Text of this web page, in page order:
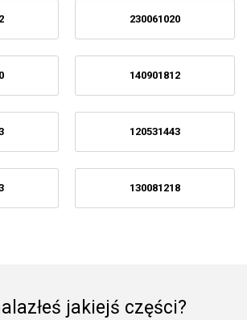
230061020
140901812
120531443
130081218
jakiejś części?